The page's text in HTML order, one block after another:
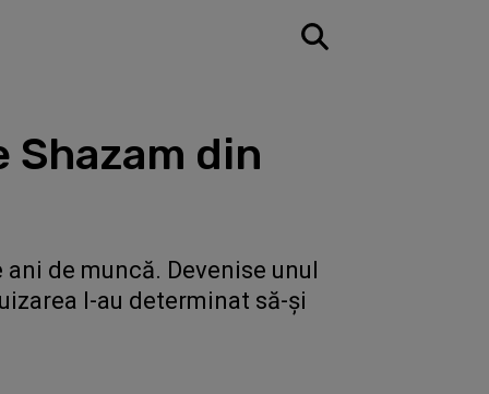
Shazam din
de muncă. Devenise unul
l-au determinat să-și